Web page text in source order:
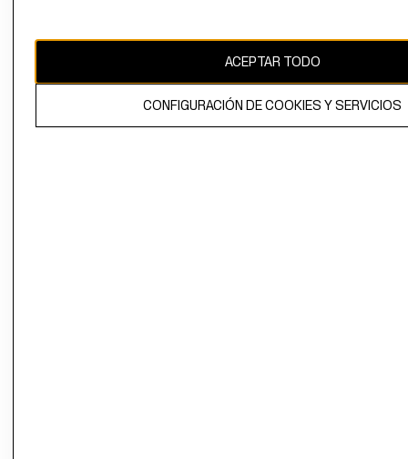
El contenido de esta página web está protegido por copyright y es
ACEPTAR TODO
CONFIGURACIÓN DE COOKIES Y SERVICIOS